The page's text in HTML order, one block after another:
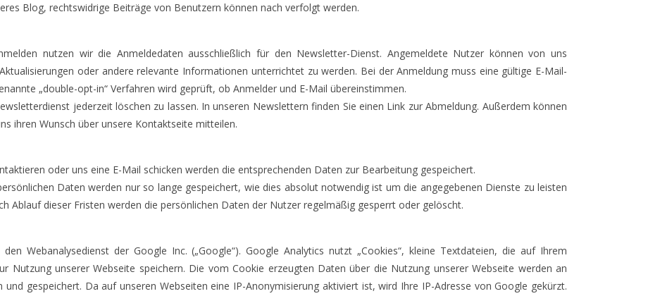
Blog, rechtswidrige Beiträge von Benutzern können nach verfolgt werden.
nutzen wir die Anmeldedaten ausschließlich für den Newsletter-Dienst. Angemeldete Nutzer können von uns
oder andere relevante Informationen unterrichtet zu werden. Bei der Anmeldung muss eine gültige E-Mail-
„double-opt-in“ Verfahren wird geprüft, ob Anmelder und E-Mail übereinstimmen.
jederzeit löschen zu lassen. In unseren Newslettern finden Sie einen Link zur Abmeldung. Außerdem können
ihren Wunsch über unsere Kontaktseite mitteilen.
oder uns eine E-Mail schicken werden die entsprechenden Daten zur Bearbeitung gespeichert.
Daten werden nur so lange gespeichert, wie dies absolut notwendig ist um die angegebenen Dienste zu leisten
Ablauf dieser Fristen werden die persönlichen Daten der Nutzer regelmäßig gesperrt oder gelöscht.
Webanalysedienst der Google Inc. („Google“). Google Analytics nutzt „Cookies“, kleine Textdateien, die auf Ihrem
Nutzung unserer Webseite speichern. Die vom Cookie erzeugten Daten über die Nutzung unserer Webseite werden an
und gespeichert. Da auf unseren Webseiten eine IP-Anonymisierung aktiviert ist, wird Ihre IP-Adresse von Google gekürzt.